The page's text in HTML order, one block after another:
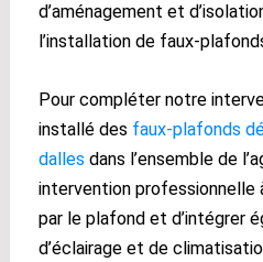
d’aménagement et
l’installation de faux-
Pour compléter notre
installé des faux-plafonds
dalles dans l’ensemble de
intervention professionnelle
par le plafond et d’intégrer
d’éclairage et de